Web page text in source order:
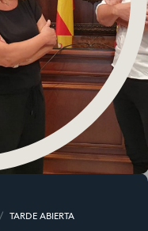
TARDE ABIERTA